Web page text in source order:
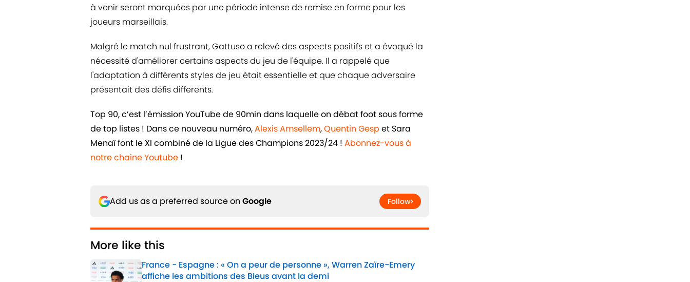
à venir seront marquées par une période intense de remise en forme pour les
joueurs marseillais.
Malgré le match nul frustrant, Gattuso a relevé des aspects positifs et a évoqué la
nécessité d'améliorer certains aspects du jeu de l'équipe. Il a rappelé que
l'adaptation à différents styles de jeu était essentielle et que chaque adversaire
présentait des défis differents.
Top 90, c’est l’émission YouTube de 90min dans laquelle on débat foot sous forme
de top listes ! Dans ce nouveau numéro,Alexis Amsellem,Quentin Gesp et Sara
Menaï font le XI combiné de la Ligue des Champions 2023/24 ! Abonnez-vous à
notre chaine Youtube !
Add us as a preferred source on Google Follow
More like this
France - Espagne : « On a peur de personne », Warren Zaïre-Emery
affiche les ambitions des Bleus avant la demi